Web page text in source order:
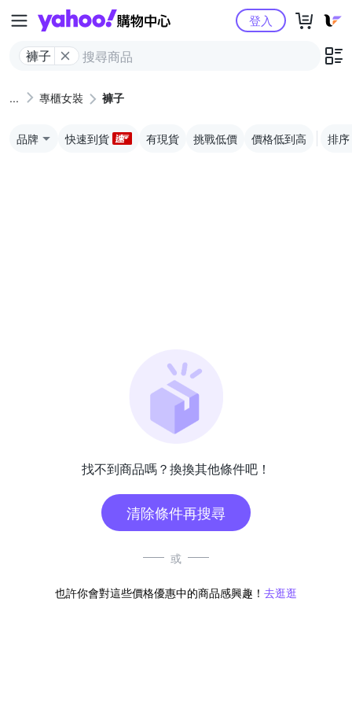
Yahoo購物中心
褲子
登入
專櫃女裝 褲子
品牌 快速到貨 有現貨 挑戰低價 價格低到高 排序
找不到商品嗎？換換其他條件吧！
清除條件再搜尋
或
也許你會對這些價格優惠中的商品感興趣！ 去逛逛